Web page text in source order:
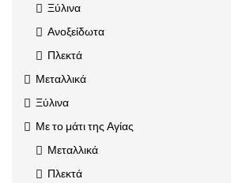
Ξύλινα
Ανοξείδωτα
Πλεκτά
Μεταλλικά
Ξύλινα
Με το μάτι της Αγίας
Μεταλλικά
Πλεκτά